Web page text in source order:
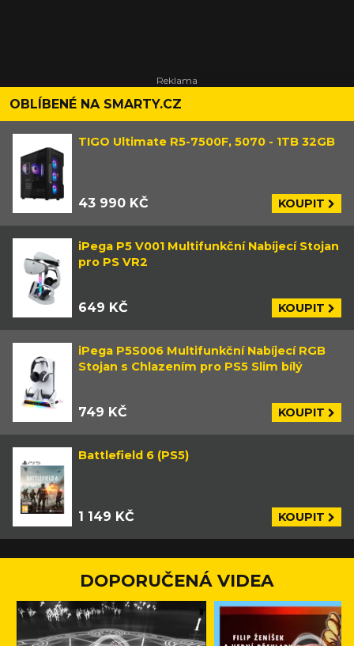
OBLÍBENÉ NA SMARTY.CZ
TIGO Ultimate R5-7500F, 5070 - 1TB 32GB
43 990 KČ KOUPIT
iPega P5 V001 Multifunkční Nabíjecí Stojan
pro PS VR2
649 KČ KOUPIT
iPega P5S006 Multifunkční Nabíjecí RGB
Stojan s Chlazením pro PS5 Slim bílý
749 KČ KOUPIT
Battlefield 6 (PS5)
1 149 KČ KOUPIT
DOPORUČENÁ VIDEA